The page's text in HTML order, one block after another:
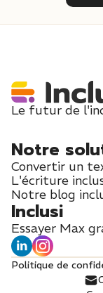
Le futur de
Notre
Convertir un
L'écriture
Notre blog
Inclusi
Essayer Max
Politique de